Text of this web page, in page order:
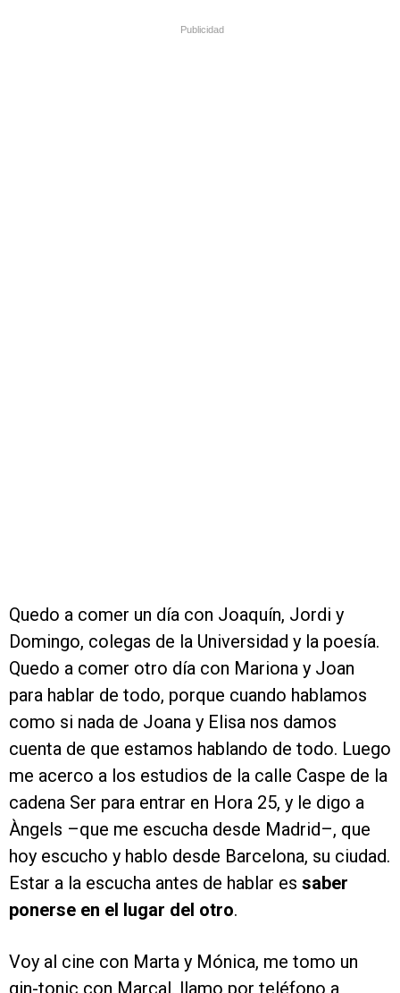
Publicidad
Quedo a comer un día con Joaquín, Jordi y
Domingo, colegas de la Universidad y la poesía.
Quedo a comer otro día con Mariona y Joan
para hablar de todo, porque cuando hablamos
como si nada de Joana y Elisa nos damos
cuenta de que estamos hablando de todo. Luego
me acerco a los estudios de la calle Caspe de la
cadena Ser para entrar en Hora 25, y le digo a
Àngels –que me escucha desde Madrid–, que
hoy escucho y hablo desde Barcelona, su ciudad.
Estar a la escucha antes de hablar es saber
ponerse en el lugar del otro.
Voy al cine con Marta y Mónica, me tomo un
gin-tonic con Marçal, llamo por teléfono a